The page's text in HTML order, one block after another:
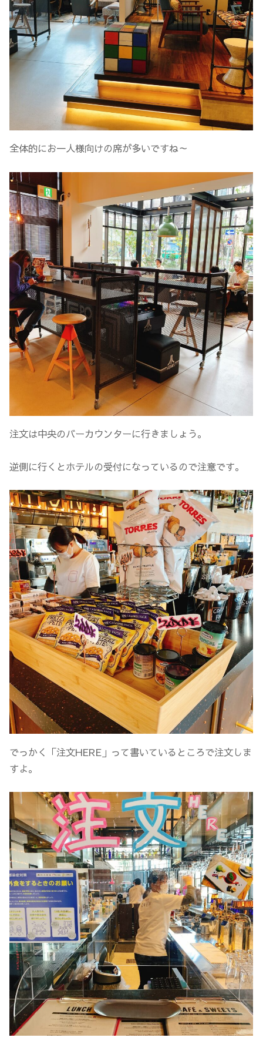
全体的にお一人様向けの席が多いですね～
注文は中央のバーカウンターに行きましょう。
逆側に行くとホテルの受付になっているので注意です。
でっかく「注文HERE」って書いているところで注文しま
すよ。